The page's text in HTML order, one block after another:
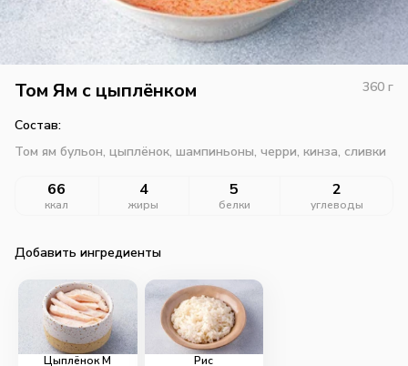
Том Ям с цыплёнком 360 г
Состав:
Том ям бульон, цыплёнок, шампиньоны, черри, кинза, сливки
66
ккал
4
жиры
5
белки
2
углеводы
Добавить ингредиенты
Цыплёнок M
Рис